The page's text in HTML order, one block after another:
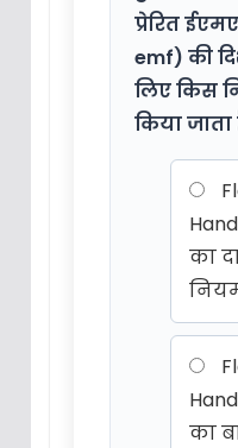
प्रेरित
emf) की
लिए किस
किया जाता
का
का